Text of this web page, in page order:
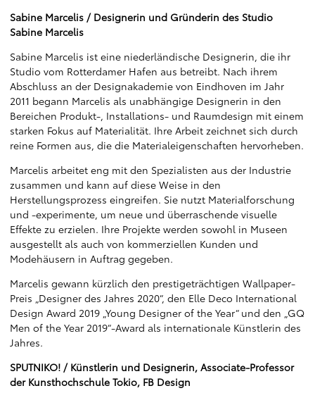
Sabine Marcelis / Designerin und Gründerin des Studio
Sabine Marcelis
Sabine Marcelis ist eine niederländische Designerin, die ihr
Studio vom Rotterdamer Hafen aus betreibt. Nach ihrem
Abschluss an der Designakademie von Eindhoven im Jahr
2011 begann Marcelis als unabhängige Designerin in den
Bereichen Produkt-, Installations- und Raumdesign mit einem
starken Fokus auf Materialität. Ihre Arbeit zeichnet sich durch
reine Formen aus, die die Materialeigenschaften hervorheben.
Marcelis arbeitet eng mit den Spezialisten aus der Industrie
zusammen und kann auf diese Weise in den
Herstellungsprozess eingreifen. Sie nutzt Materialforschung
und -experimente, um neue und überraschende visuelle
Effekte zu erzielen. Ihre Projekte werden sowohl in Museen
ausgestellt als auch von kommerziellen Kunden und
Modehäusern in Auftrag gegeben.
Marcelis gewann kürzlich den prestigeträchtigen Wallpaper-
Preis „Designer des Jahres 2020“, den Elle Deco International
Design Award 2019 „Young Designer of the Year“ und den „GQ
Men of the Year 2019“-Award als internationale Künstlerin des
Jahres.
SPUTNIKO! / Künstlerin und Designerin, Associate-Professor
der Kunsthochschule Tokio, FB Design